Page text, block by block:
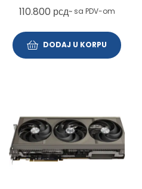
02-20G) grafička karta
110.800 рсд~ sa PDV-om
DODAJ U KORPU